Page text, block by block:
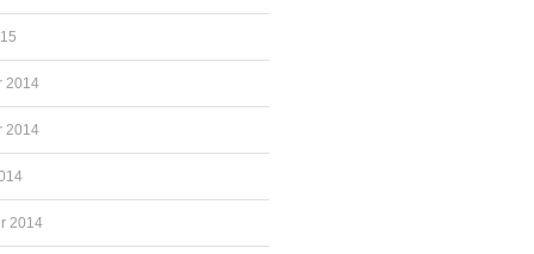
2014
2014
2014